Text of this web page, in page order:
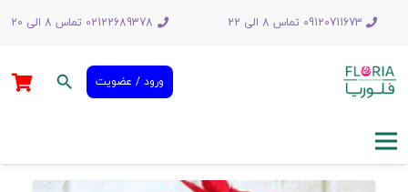
09120711673 تماس 8 الی 22 02122689378 تماس 8 الی 20
ورود / عضویت search